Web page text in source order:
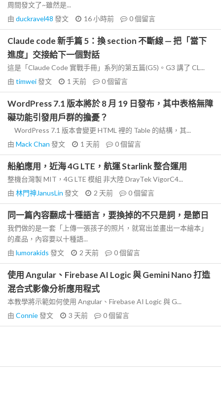
周間發文了~雖然是...
由 duckravel48 發文 16 小時前 0個留言
Claude code 新手篇 5：換 section 不斷線 — 把「當下
進度」交接給下一個對話
這是「Claude Code 實戰手冊」系列的第五篇(G5)。G3 講了 CL...
由 timwei發文 1 天前 0個留言
WordPress 7.1 版本將於 8 月 19 日發布，其中表格無障
礙功能引發用戶群的擔憂？
WordPress 7.1 版本會變更 HTML 裡的 Table 的結構，其...
由 Mack Chan 發文 1 天前 0個留言
船舶應用，近海 4G LTE，航運 Starlink 整合運用
整機台灣製 MIT，4G LTE 模組 非大陸 DrayTek VigorC4...
由 林門神JanusLin 發文 2 天前 0個留言
同一篇內容翻成十種語言，要換掉的不只是詞，是節日
我們做的是一套「上傳一張孩子的照片，就寫出並畫出一本繪本」
的產品，內容要以十種語...
由 lumorakids 發文 2 天前 0個留言
使用 Angular、Firebase AI Logic 與 Gemini Nano 打造
混合式影像分析應用程式
本教學將示範如何使用 Angular、Firebase AI Logic 與 G...
由 Connie發文 3 天前 0個留言